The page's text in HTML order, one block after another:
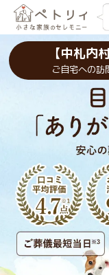
【中札内
ご自宅への訪